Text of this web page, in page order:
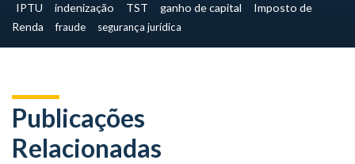
IPTU
indenização TST ganho de capital
Imposto de
Renda
fraude segurança jurídica
Publicações
Relacionadas